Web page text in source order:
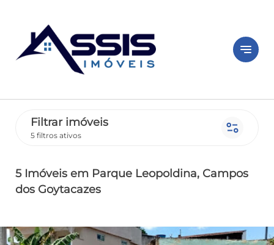
notes
Filtrar imóveis
5 filtros ativos page_info
5 Imóveis em Parque Leopoldina, Campos
dos Goytacazes